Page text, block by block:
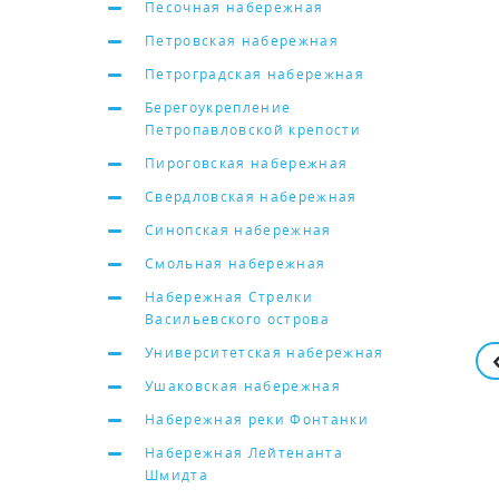
Песочная набережная
Петровская набережная
Петроградская набережная
Берегоукрепление
Петропавловской крепости
Пироговская набережная
Свердловская набережная
Синопская набережная
Смольная набережная
Набережная Стрелки
Васильевского острова
Университетская набережная
Ушаковская набережная
Набережная реки Фонтанки
Набережная Лейтенанта
Шмидта